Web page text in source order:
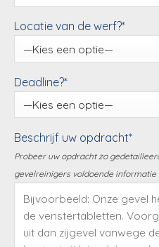
Locatie van de werf?*
Deadline?*
Beschrijf uw opdracht*
Probeer uw opdracht zo
gevelreinigers voldoende informatie